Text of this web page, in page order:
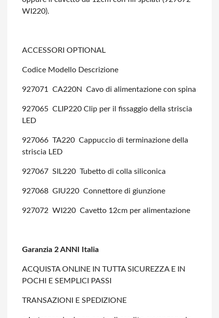
WI220).
ACCESSORI OPTIONAL
Codice Modello Descrizione
927071 CA220N Cavo di alimentazione con spina
927065 CLIP220 Clip per il fissaggio della striscia
LED
927066 TA220 Cappuccio di terminazione della
striscia LED
927067 SIL220 Tubetto di colla siliconica
927068 GIU220 Connettore di giunzione
927072 WI220 Cavetto 12cm per alimentazione
Garanzia 2 ANNI Italia
ACQUISTA ONLINE IN TUTTA SICUREZZA E IN
POCHI E SEMPLICI PASSI
TRANSAZIONI E SPEDIZIONE